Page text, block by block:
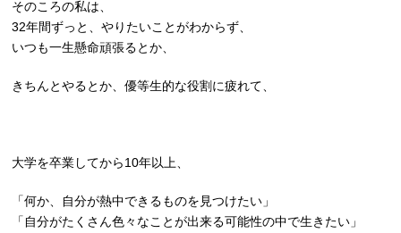
そのころの私は、
32年間ずっと、やりたいことがわからず、
いつも一生懸命頑張るとか、
きちんとやるとか、優等生的な役割に疲れて、
大学を卒業してから10年以上、
「何か、自分が熱中できるものを見つけたい」
「自分がたくさん色々なことが出来る可能性の中で生きたい」